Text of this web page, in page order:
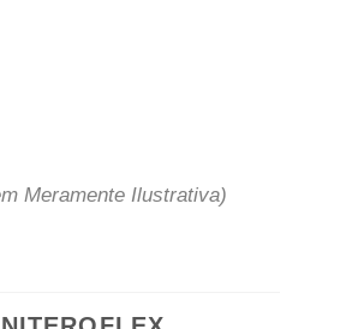
Meramente Ilustrativa)